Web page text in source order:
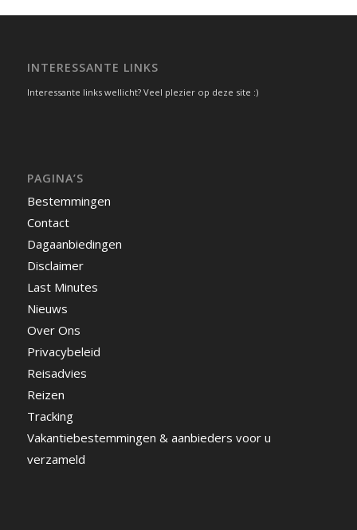
INTERESSANTE LINKS
Interessante links wellicht? Veel plezier op deze site :)
PAGINA’S
Bestemmingen
Contact
Dagaanbiedingen
Disclaimer
Last Minutes
Nieuws
Over Ons
Privacybeleid
Reisadvies
Reizen
Tracking
Vakantiebestemmingen & aanbieders voor u
verzameld